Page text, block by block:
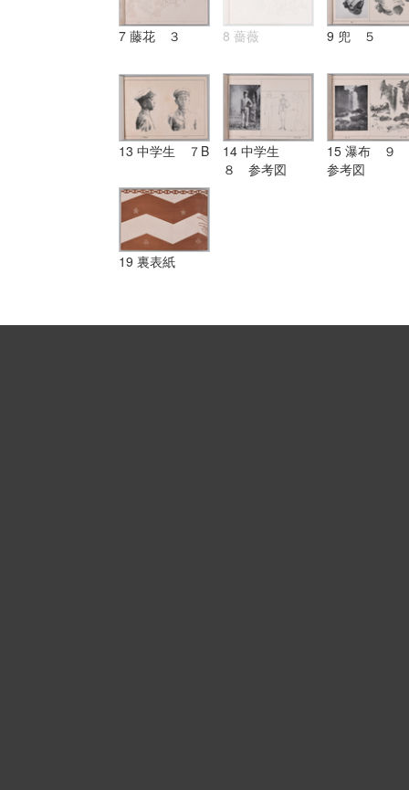
7 藤花 ３ 8 薔薇 9 兜 ５
13 中学生 ７B
14 中学生
８ 参考図
15 瀑布 ９
参考図
19 裏表紙